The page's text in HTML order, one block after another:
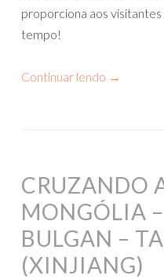
proporciona aos
tempo!
Continuar lendo →
CRUZANDO
MONGÓLIA
BULGAN –
(XINJIANG)